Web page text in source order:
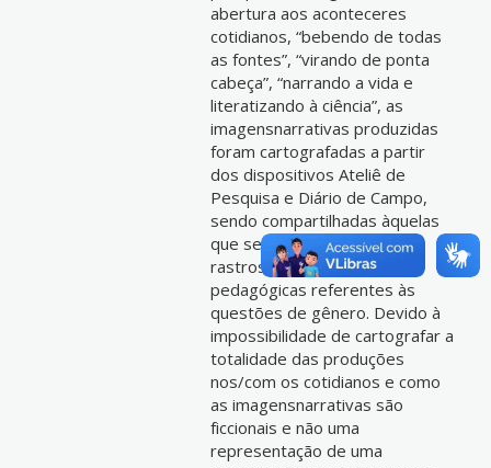
abertura aos aconteceres
cotidianos, “bebendo de todas
as fontes”, “virando de ponta
cabeça”, “narrando a vida e
literatizando à ciência”, as
imagensnarrativas produzidas
foram cartografadas a partir
dos dispositivos Ateliê de
Pesquisa e Diário de Campo,
sendo compartilhadas àquelas
que se caracterizam como
rastros das práticas
pedagógicas referentes às
questões de gênero. Devido à
impossibilidade de cartografar a
totalidade das produções
nos/com os cotidianos e como
as imagensnarrativas são
ficcionais e não uma
representação de uma